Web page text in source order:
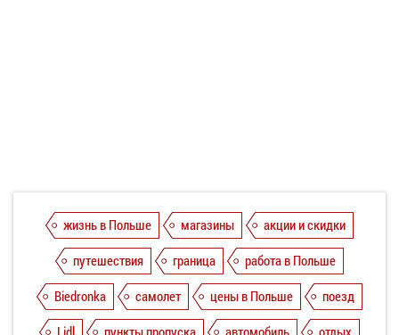
жизнь в Польше магазины
акции и скидки
путешествия
граница
работа в Польше
Biedronka
самолет цены в Польше
поезд
Lidl
пункты пропуска автомобиль
отдых